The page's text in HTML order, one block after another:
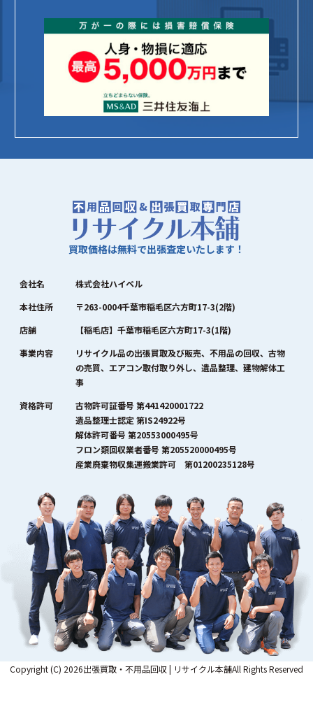
買取価格は無料で出張査定いたします！
会社名
株式会社ハイペル
本社住所
〒263-0004千葉市稲毛区六方町17-3(2階)
店舗
【稲毛店】千葉市稲毛区六方町17-3(1階)
事業内容
リサイクル品の出張買取及び販売、不用品の回収、古物
の売買、エアコン取付取り外し、遺品整理、建物解体工
事
資格許可
古物許可証番号 第441420001722
遺品整理士認定 第IS24922号
解体許可番号 第20553000495号
フロン類回収業者番号 第205520000495号
産業廃棄物収集運搬業許可 第01200235128号
Copyright (C) 2026出張買取・不用品回収 | リサイクル本舗All Rights Reserved